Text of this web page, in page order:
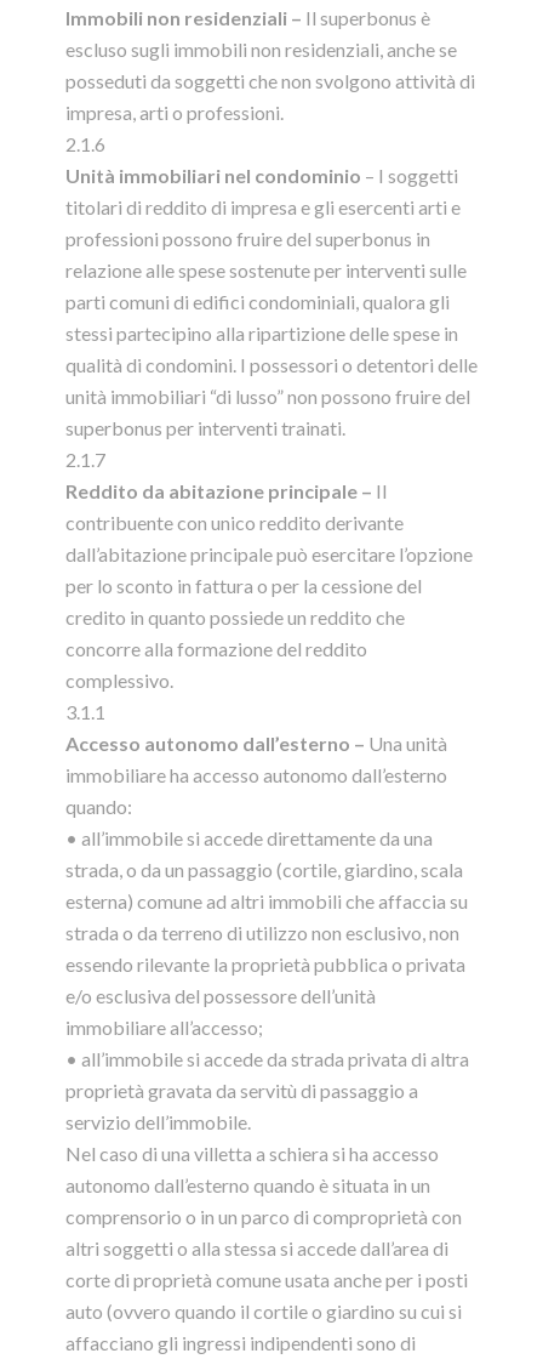
Immobili non residenziali – Il superbonus è
escluso sugli immobili non residenziali, anche se
posseduti da soggetti che non svolgono attività di
impresa, arti o professioni.
2.1.6
Unità immobiliari nel condominio – I soggetti
titolari di reddito di impresa e gli esercenti arti e
professioni possono fruire del superbonus in
relazione alle spese sostenute per interventi sulle
parti comuni di edifici condominiali, qualora gli
stessi partecipino alla ripartizione delle spese in
qualità di condomini. I possessori o detentori delle
unità immobiliari “di lusso” non possono fruire del
superbonus per interventi trainati.
2.1.7
Reddito da abitazione principale – Il
contribuente con unico reddito derivante
dall’abitazione principale può esercitare l’opzione
per lo sconto in fattura o per la cessione del
credito in quanto possiede un reddito che
concorre alla formazione del reddito
complessivo.
3.1.1
Accesso autonomo dall’esterno – Una unità
immobiliare ha accesso autonomo dall’esterno
quando:
• all’immobile si accede direttamente da una
strada, o da un passaggio (cortile, giardino, scala
esterna) comune ad altri immobili che affaccia su
strada o da terreno di utilizzo non esclusivo, non
essendo rilevante la proprietà pubblica o privata
e/o esclusiva del possessore dell’unità
immobiliare all’accesso;
• all’immobile si accede da strada privata di altra
proprietà gravata da servitù di passaggio a
servizio dell’immobile.
Nel caso di una villetta a schiera si ha accesso
autonomo dall’esterno quando è situata in un
comprensorio o in un parco di comproprietà con
altri soggetti o alla stessa si accede dall’area di
corte di proprietà comune usata anche per i posti
auto (ovvero quando il cortile o giardino su cui si
affacciano gli ingressi indipendenti sono di